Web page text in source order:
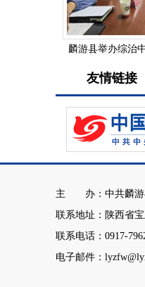
邻里漏水起纠
友情链接
主 办：中共麟游
联系地址：陕西省
联系电话：0917-
电子邮件：